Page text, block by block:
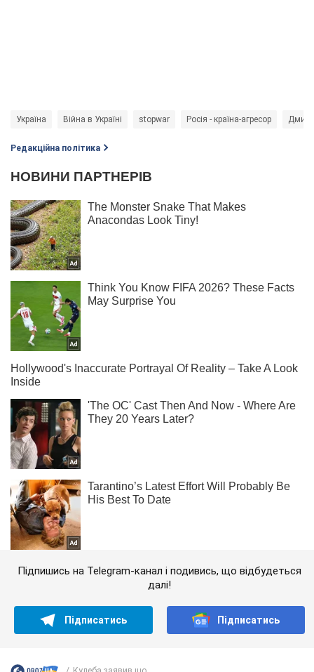
Україна Війна в Україні stopwar Росія - країна-агресор
Редакційна політика
Підпишись на Telegram-канал і подивись, що відбудеться
далі!
Підписатись Підписатись